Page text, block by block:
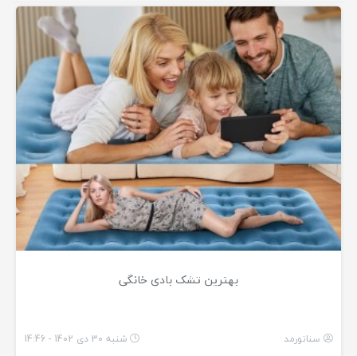
بهترین تشک بادی خانگی
سناتورمد شنبه 30 دی 1402 - 14:46